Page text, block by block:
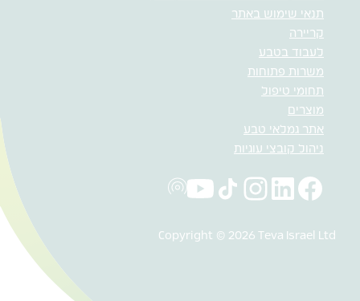
תנאי שימוש באתר
קריירה
לעבוד בטבע
משרות פתוחות
תחומי טיפול
מוצרים
אתר גמלאי טבע
ניהול קובצי עוגיות
Copyright © 2026 Teva Israel Ltd